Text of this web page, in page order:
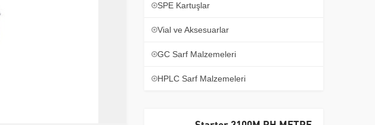
SPE Kartuşlar
Vial ve Aksesuarlar
GC Sarf Malzemeleri
HPLC Sarf Malzemeleri